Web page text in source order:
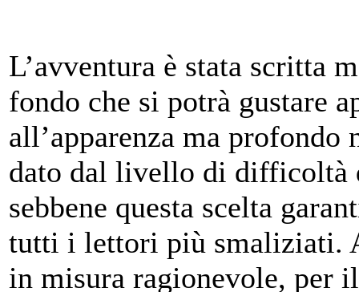
L’avventura è stata scritta
fondo che si potrà gustare
all’apparenza ma
dato dal livello di difficoltà
sebbene questa scelta
tutti i lettori più smaliziati.
in misura ragionevole, per